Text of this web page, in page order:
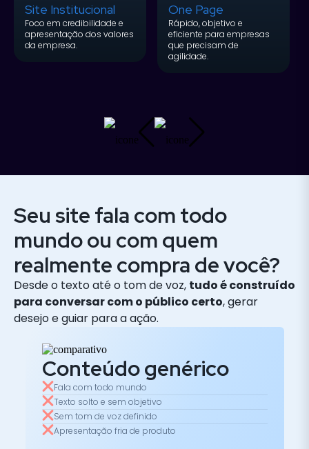
Site Institucional
Foco em credibilidade e
apresentação dos valores
da empresa.
One Page
Rápido, objetivo e
eficiente para empresas
que precisam de
agilidade.
Seu site fala com todo
mundo ou com quem
realmente compra de você?
Desde o texto até o tom de voz, tudo é construído
para conversar com o público certo, gerar
desejo e guiar para a ação.
Conteúdo genérico
Fala com todo mundo
Texto solto e sem objetivo
Sem tom de voz definido
Apresentação fria de produto